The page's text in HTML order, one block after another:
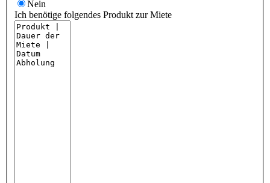
Nein
Ich benötige folgendes Produkt zur Miete